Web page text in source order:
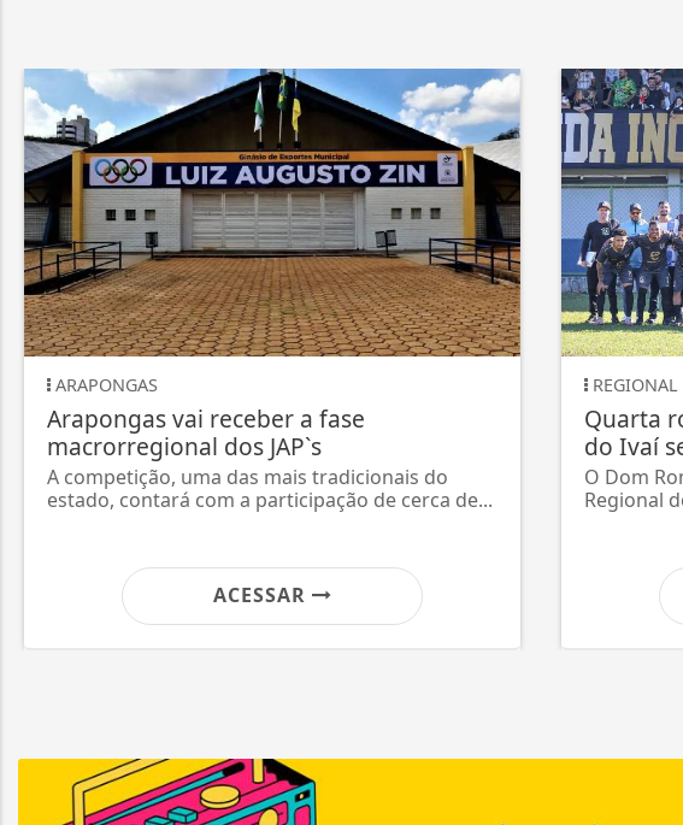
a fase
JAP`s
das mais tradicionais do
a participação de cerca de...
REGIONAL VALE DO IVAÍ
Quarta rodada do 17º
do Ivaí será no dia 16 de
O Dom Romeu (foto) segue na
Regional do Vale do Ivaí com 7